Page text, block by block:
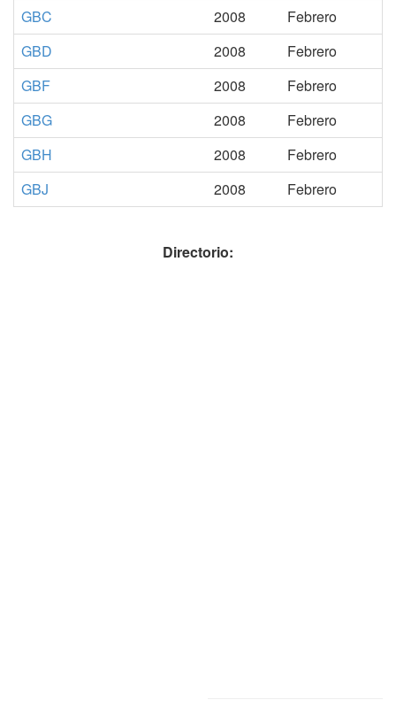
GBC
2008
Febrero
GBD
2008
Febrero
GBF
2008
Febrero
GBG
2008
Febrero
GBH
2008
Febrero
GBJ
2008 Febrero
Directorio: